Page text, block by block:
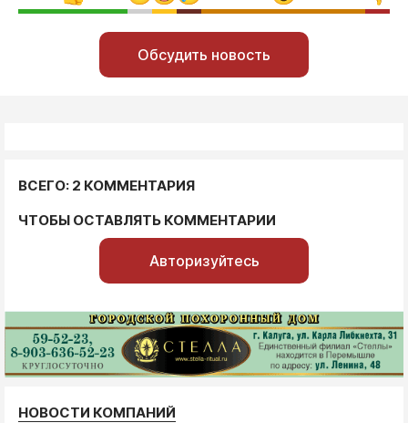
Обсудить новость
ВСЕГО: 2 КОММЕНТАРИЯ
ЧТОБЫ ОСТАВЛЯТЬ КОММЕНТАРИИ
Авторизуйтесь
НОВОСТИ КОМПАНИЙ